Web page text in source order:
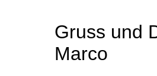
Gruss und
Marco